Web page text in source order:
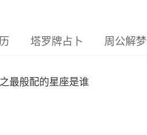
塔罗牌占卜 周公解梦
最般配的星座是谁